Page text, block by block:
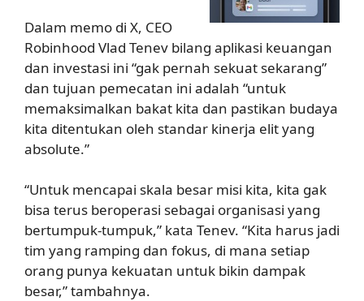
Dalam memo di X, CEO
Robinhood Vlad Tenev bilang aplikasi keuangan
dan investasi ini “gak pernah sekuat sekarang”
dan tujuan pemecatan ini adalah “untuk
memaksimalkan bakat kita dan pastikan budaya
kita ditentukan oleh standar kinerja elit yang
absolute.”
“Untuk mencapai skala besar misi kita, kita gak
bisa terus beroperasi sebagai organisasi yang
bertumpuk-tumpuk,” kata Tenev. “Kita harus jadi
tim yang ramping dan fokus, di mana setiap
orang punya kekuatan untuk bikin dampak
besar,” tambahnya.